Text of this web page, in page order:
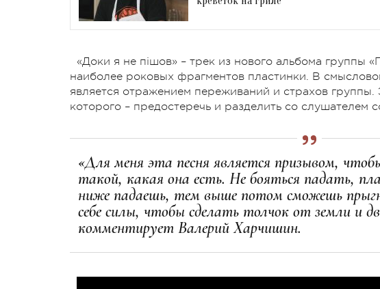
«Доки я не пішов» – трек из нового альбома группы
наиболее роковых фрагментов пластинки. В
является отражением переживаний и страхов
которого – предостеречь и разделить со слушателем
«Для меня эта песня является призывом,
такой, какая она есть. Не бояться падать,
ниже падаешь, тем выше потом сможешь
себе силы, чтобы сделать толчок от земли и
комментирует Валерий Харчишин.